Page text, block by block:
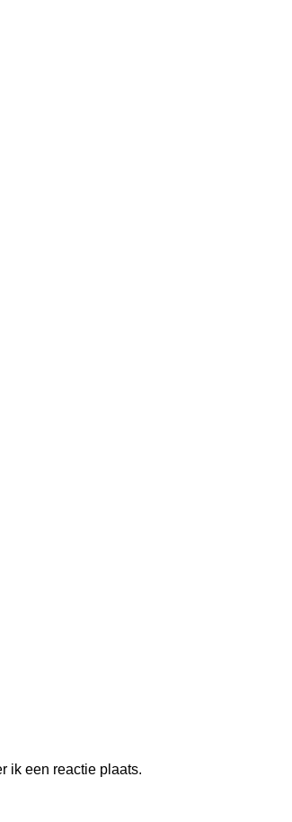
ik een reactie plaats.